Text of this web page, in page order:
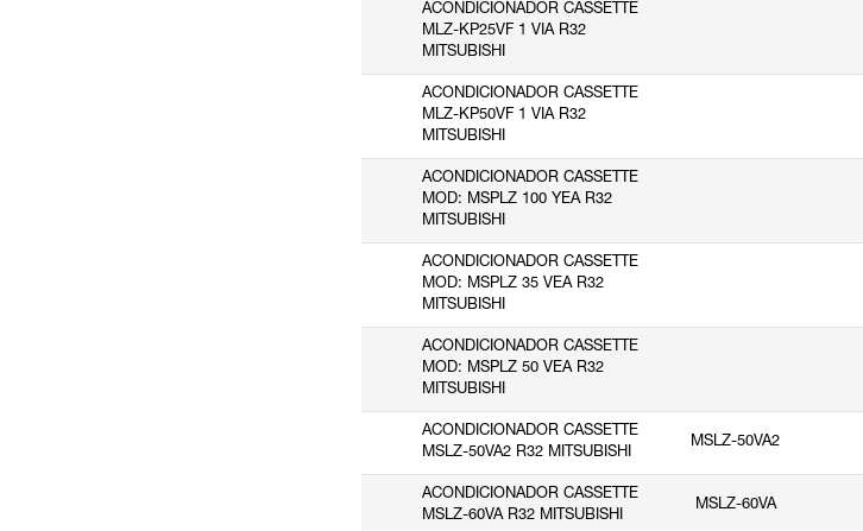
ACONDICIONADOR CASSETTE
MLZ-KP25VF 1 VIA R32
MITSUBISHI
ACONDICIONADOR CASSETTE
MLZ-KP50VF 1 VIA R32
MITSUBISHI
ACONDICIONADOR CASSETTE
MOD: MSPLZ 100 YEA R32
MITSUBISHI
ACONDICIONADOR CASSETTE
MOD: MSPLZ 35 VEA R32
MITSUBISHI
ACONDICIONADOR CASSETTE
MOD: MSPLZ 50 VEA R32
MITSUBISHI
ACONDICIONADOR CASSETTE
MSLZ-50VA2 R32 MITSUBISHI
MSLZ-50VA2
ACONDICIONADOR CASSETTE
MSLZ-60VA R32 MITSUBISHI
MSLZ-60VA